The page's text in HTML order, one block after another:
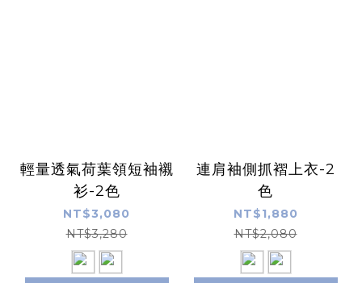
輕量透氣荷葉領短袖襯
衫-2色
NT$3,080
NT$3,280
連肩袖側抓褶上衣-2
色
NT$1,880
NT$2,080